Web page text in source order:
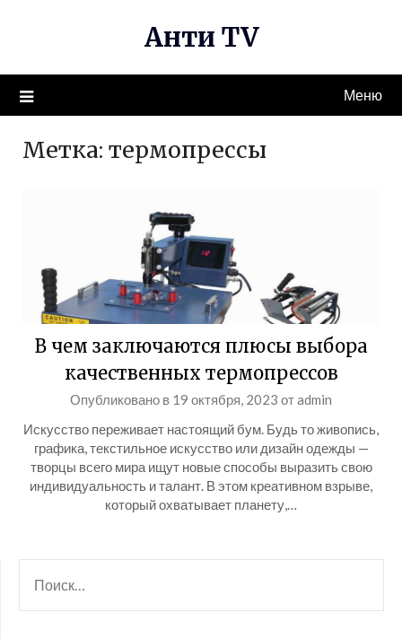
Анти TV
Меню
Метка: термопрессы
В чем заключаются плюсы выбора
качественных термопрессов
Опубликовано в 19 октября, 2023 отadmin
Искусство переживает настоящий бум. Будь то живопись,
графика, текстильное искусство или дизайн одежды —
творцы всего мира ищут новые способы выразить свою
индивидуальность и талант. В этом креативном взрыве,
который охватывает планету,…